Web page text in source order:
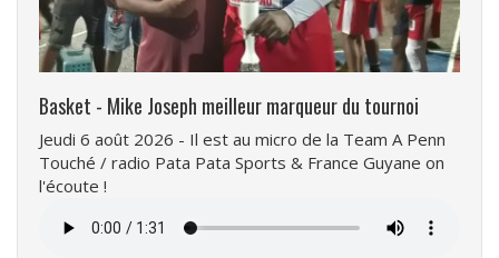
Basket - Mike Joseph meilleur marqueur du tournoi
Jeudi 6 août 2026 - Il est au micro de la Team A Penn
Touché / radio Pata Pata Sports & France Guyane on
l'écoute !
audio